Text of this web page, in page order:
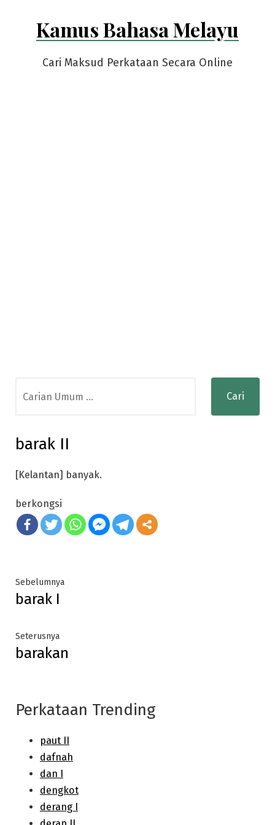
Kamus Bahasa Melayu
Cari Maksud Perkataan Secara Online
for:
barak II
[Kelantan] banyak.
berkongsi
Post
navigation
SebelumnyaPrevious
barak I
SeterusnyaNext
post:
barakan
Perkataan Trending